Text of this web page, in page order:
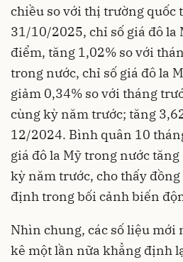
chiều so với thị trường quốc
31/10/2025, chỉ số giá đô la
điểm, tăng 1,02% so với
trong nước, chỉ số giá đô la
giảm 0,34% so với tháng
cùng kỳ năm trước; tăng
12/2024. Bình quân 10
giá đô la Mỹ trong nước
kỳ năm trước, cho thấy
định trong bối cảnh biến
Nhìn chung, các số liệu mới
kê một lần nữa khẳng định